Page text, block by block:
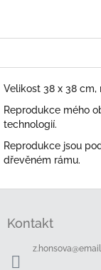
Velikost 38 x 38
Reprodukce mého
technologií.
Reprodukce jsou
dřevěném rámu.
Kontakt
z.honsova@